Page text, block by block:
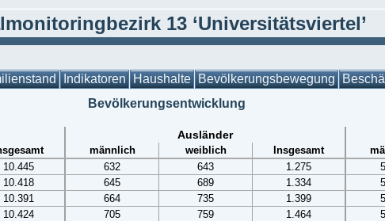
13 ‘Universitätsviertel’
Indikatoren Haushalte Bevölkerungsbewegung
Bevölkerungsentwicklung
Ausländer
männlich weiblich Insgesamt
10.445 632 643 1.275
10.418 645 689 1.334
10.391 664 735 1.399
10.424 705 759 1.464